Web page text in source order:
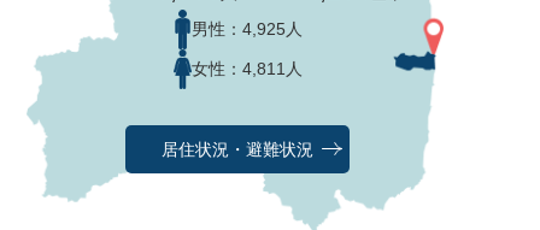
男性： 4,925人
女性： 4,811人
居住状況・避難状況